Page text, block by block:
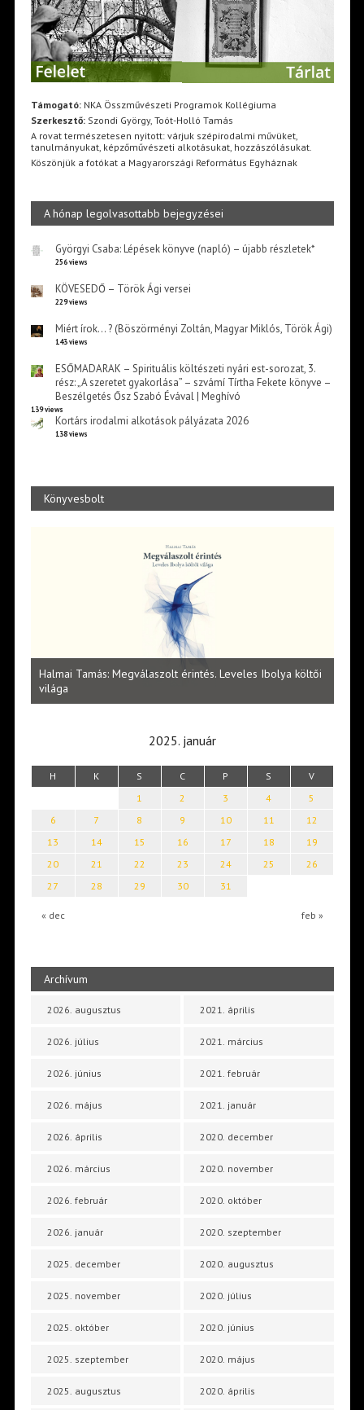
Támogató:NKA Összművészeti Programok Kollégiuma
Szerkesztő:Szondi György, Toót-Holló Tamás
A rovat természetesen nyitott: várjuk szépirodalmi művüket,
tanulmányukat, képzőművészeti alkotásukat, hozzászólásukat.
Köszönjük a fotókat a Magyarországi Református Egyháznak
A hónap legolvasottabb bejegyzései
Györgyi Csaba: Lépések könyve (napló) – újabb részletek*
256 views
KÖVESEDŐ – Török Ági versei
229 views
Miért írok… ? (Böszörményi Zoltán, Magyar Miklós, Török Ági)
143 views
ESŐMADARAK – Spirituális költészeti nyári est-sorozat, 3.
rész: „A szeretet gyakorlása” – szvámí Tírtha Fekete könyve –
Beszélgetés Ősz Szabó Évával | Meghívó
139 views
Kortárs irodalmi alkotások pályázata 2026
138 views
Könyvesbolt
Halmai Tamás: Megválaszolt érintés. Leveles Ibolya költői
világa
2025. január
H K S C P S V
« dec feb »
1 2 3 4
5
6
7 8 9 10 11
12
13
14 15 16 17 18
19
20
21 22 23 24 25
26
27
28 29 30 31
Archívum
2026. augusztus
2026. július
2026. június
2026. május
2026. április
2026. március
2026. február
2026. január
2025. december
2025. november
2025. október
2025. szeptember
2025. augusztus
2021. április
2021. március
2021. február
2021. január
2020. december
2020. november
2020. október
2020. szeptember
2020. augusztus
2020. július
2020. június
2020. május
2020. április